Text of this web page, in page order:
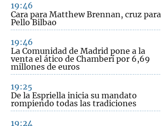
19:46
Cara para Matthew Brennan, cruz para
Pello Bilbao
19:46
La Comunidad de Madrid pone a la
venta el ático de Chamberí por 6,69
millones de euros
19:25
De la Espriella inicia su mandato
rompiendo todas las tradiciones
19:24